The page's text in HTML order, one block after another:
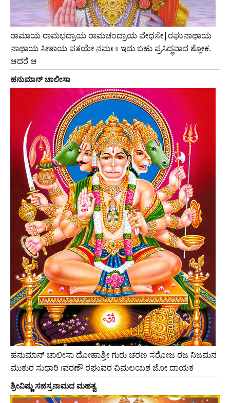
ರಾಮಾಯ ರಾಮಭದ್ರಾಯ ರಾಮಚಂದ್ರಾಯ ವೇಧಸೇ|ರಘುನಾಥಾಯ
ನಾಥಾಯ ಸೀತಾಯ ಪತಯೇ ನಮಃ ॥ ಇದು ಬಹು ಪ್ರಸಿದ್ಧವಾದ ಶ್ಲೋಕ.
ಆದರೆ ಆ
ಹನುಮಾನ್ ಚಾಲೀಸಾ
ಹನುಮಾನ್ ಚಾಲೀಸಾ ದೋಹಾಶ್ರೀ ಗುರು ಚರಣ ಸರೋಜ ರಜ ನಿಜಮನ
ಮುಕುರ ಸುಧಾರಿ ।ವರಣೌ ರಘುವರ ವಿಮಲಯಶ ಜೋ ದಾಯಕ
ಶ್ರೀವಿಷ್ಣು ಸಹಸ್ರನಾಮದ ಮಹತ್ವ